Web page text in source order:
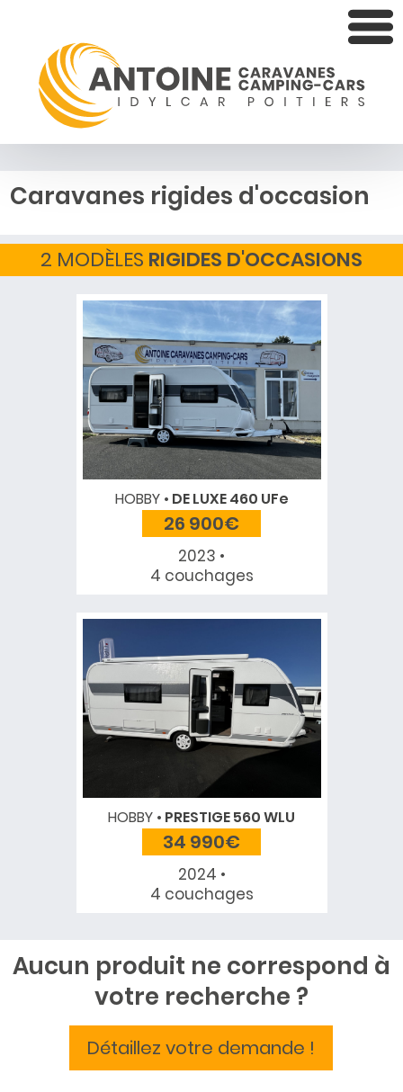
Caravanes rigides d'occasion
2 MODÈLES RIGIDES D'OCCASIONS
HOBBY DE LUXE 460 UFe
26 900€
2023 •
4 couchages
HOBBY PRESTIGE 560 WLU
34 990€
2024 •
4 couchages
Aucun produit ne correspond à
votre recherche ?
Détaillez votre demande !